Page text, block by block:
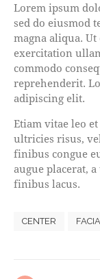
Lorem ipsum
sed do eiusmod
magna aliqua.
exercitation
commodo
reprehenderit.
adipiscing elit.
Etiam vitae leo
ultricies risus,
finibus congue
augue placerat,
finibus lacus.
CENTER